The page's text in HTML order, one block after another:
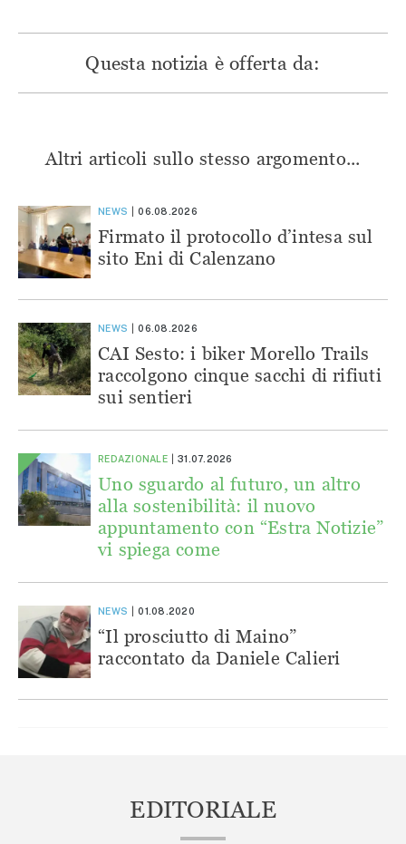
Questa notizia è offerta da:
Altri articoli sullo stesso argomento...
NEWS 06.08.2026
Firmato il protocollo d’intesa sul
sito Eni di Calenzano
NEWS 06.08.2026
CAI Sesto: i biker Morello Trails
raccolgono cinque sacchi di rifiuti
sui sentieri
REDAZIONALE 31.07.2026
Uno sguardo al futuro, un altro
alla sostenibilità: il nuovo
appuntamento con “Estra Notizie”
vi spiega come
NEWS 01.08.2020
“Il prosciutto di Maino”
raccontato da Daniele Calieri
EDITORIALE